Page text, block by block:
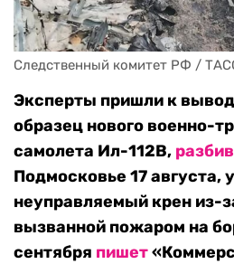
Следственный комитет РФ /
Эксперты пришли к
образец нового военно-
самолета Ил-112В,
Подмосковье 17 августа,
неуправляемый крен из-
вызванной пожаром на
сентября пишет